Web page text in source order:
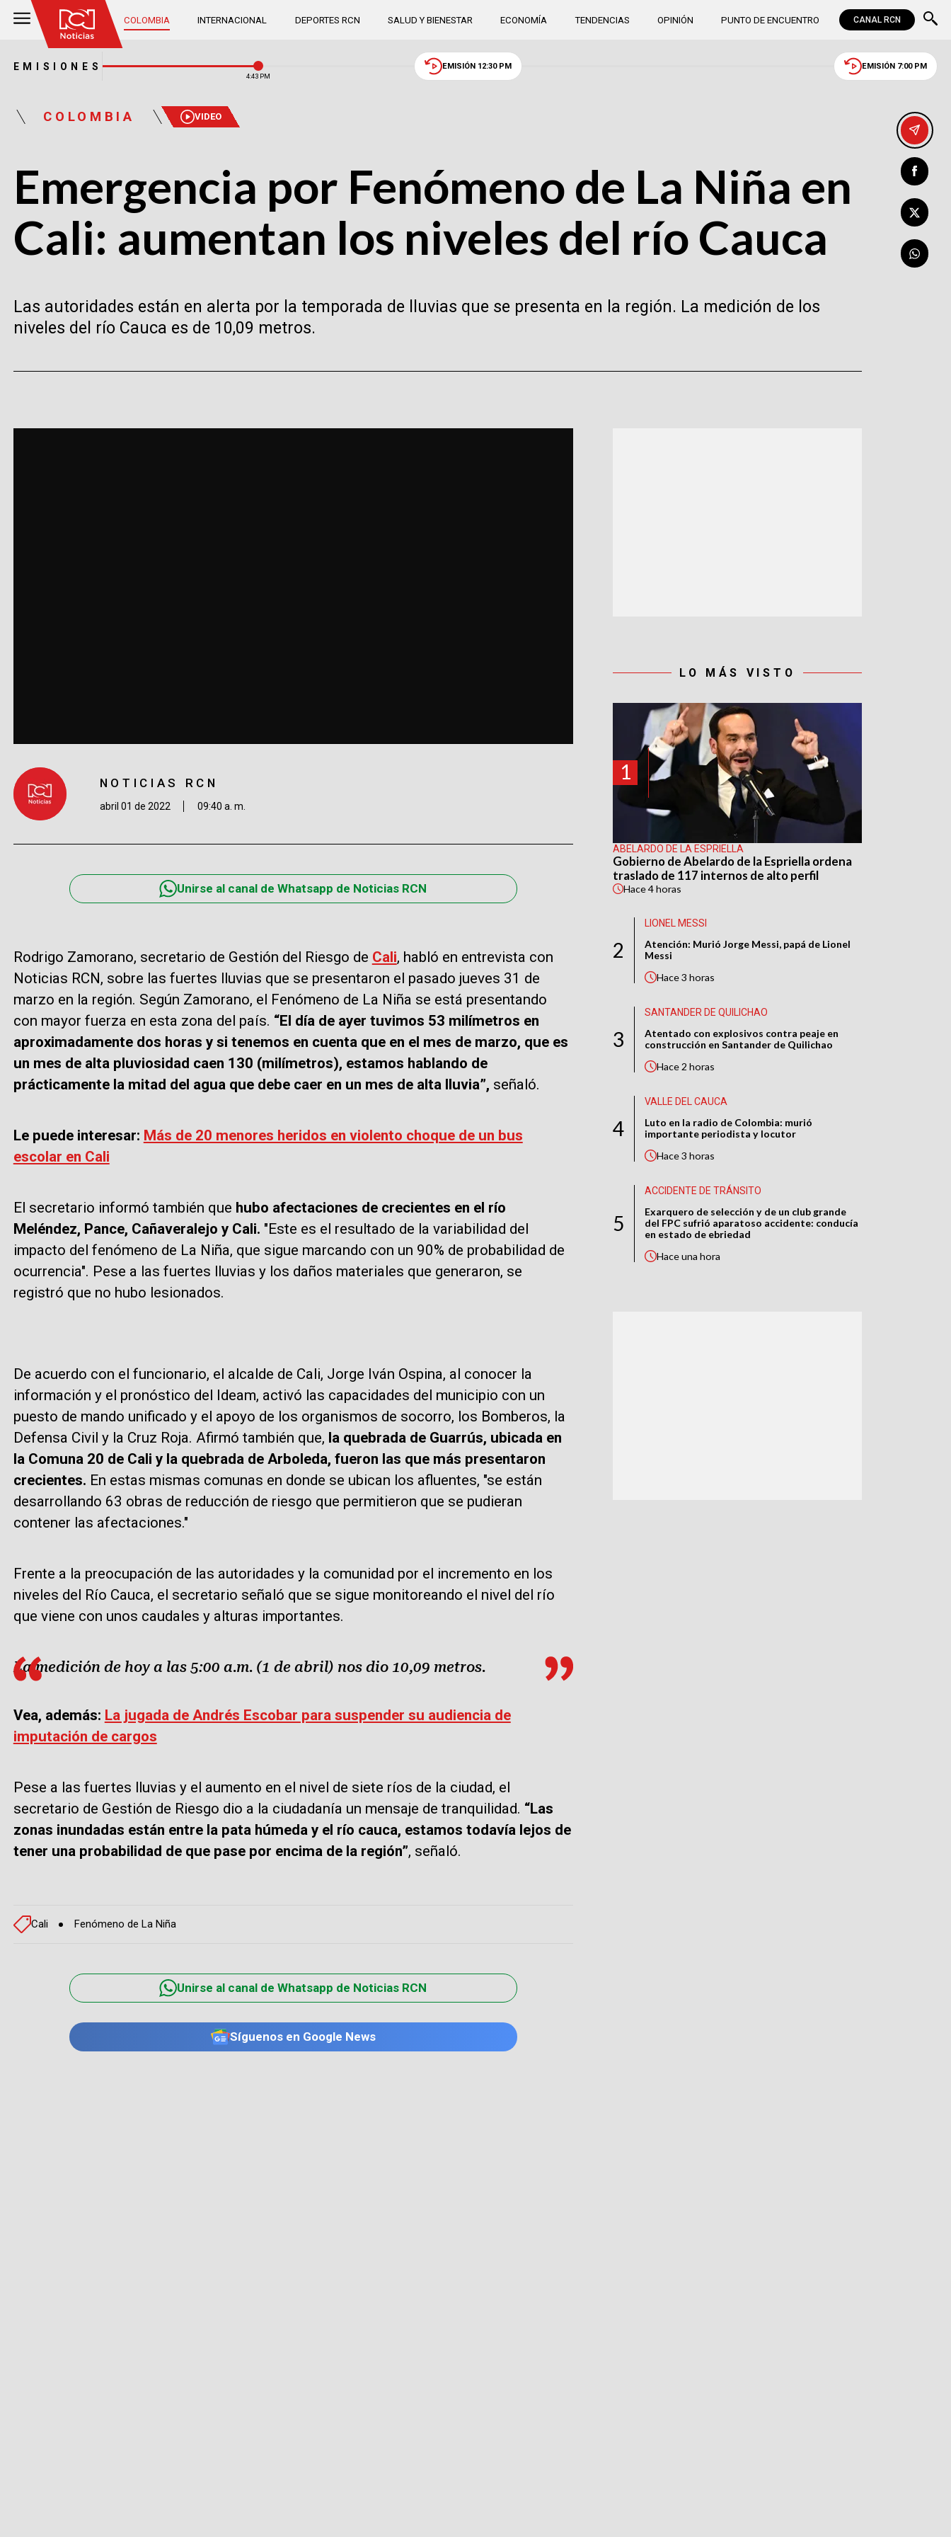
COLOMBIA INTERNACIONAL DEPORTES RCN SALUD Y BIENESTAR ECONOMÍA TENDENCIAS OPINIÓN PUNTO DE ENCUENTRO CANAL RCN
EMISIONES
4:43 PM
EMISIÓN 12:30 PM EMISIÓN 7:00 PM
COLOMBIA VIDEO
Emergencia por Fenómeno de La Niña en
Cali: aumentan los niveles del río Cauca
Las autoridades están en alerta por la temporada de lluvias que se presenta en la región. La medición de los
niveles del río Cauca es de 10,09 metros.
NOTICIAS RCN
abril 01 de 2022 09:40 a. m.
Unirse al canal de Whatsapp de Noticias RCN
Rodrigo Zamorano, secretario de Gestión del Riesgo de Cali, habló en entrevista con
Noticias RCN, sobre las fuertes lluvias que se presentaron el pasado jueves 31 de
marzo en la región. Según Zamorano, el Fenómeno de La Niña se está presentando
con mayor fuerza en esta zona del país. “El día de ayer tuvimos 53 milímetros en
aproximadamente dos horas y si tenemos en cuenta que en el mes de marzo, que es
un mes de alta pluviosidad caen 130 (milímetros), estamos hablando de
prácticamente la mitad del agua que debe caer en un mes de alta lluvia”, señaló.
Le puede interesar: Más de 20 menores heridos en violento choque de un bus
escolar en Cali
El secretario informó también que hubo afectaciones de crecientes en el río
Meléndez, Pance, Cañaveralejo y Cali. "Este es el resultado de la variabilidad del
impacto del fenómeno de La Niña, que sigue marcando con un 90% de probabilidad de
ocurrencia". Pese a las fuertes lluvias y los daños materiales que generaron, se
registró que no hubo lesionados.
De acuerdo con el funcionario, el alcalde de Cali, Jorge Iván Ospina, al conocer la
información y el pronóstico del Ideam, activó las capacidades del municipio con un
puesto de mando unificado y el apoyo de los organismos de socorro, los Bomberos, la
Defensa Civil y la Cruz Roja. Afirmó también que, la quebrada de Guarrús, ubicada en
la Comuna 20 de Cali y la quebrada de Arboleda, fueron las que más presentaron
crecientes. En estas mismas comunas en donde se ubican los afluentes, "se están
desarrollando 63 obras de reducción de riesgo que permitieron que se pudieran
contener las afectaciones."
Frente a la preocupación de las autoridades y la comunidad por el incremento en los
niveles del Río Cauca, el secretario señaló que se sigue monitoreando el nivel del río
que viene con unos caudales y alturas importantes.
La medición de hoy a las 5:00 a.m. (1 de abril) nos dio 10,09 metros.
Vea, además: La jugada de Andrés Escobar para suspender su audiencia de
imputación de cargos
Pese a las fuertes lluvias y el aumento en el nivel de siete ríos de la ciudad, el
secretario de Gestión de Riesgo dio a la ciudadanía un mensaje de tranquilidad. “Las
zonas inundadas están entre la pata húmeda y el río cauca, estamos todavía lejos de
tener una probabilidad de que pase por encima de la región”, señaló.
Cali Fenómeno de La Niña
Unirse al canal de Whatsapp de Noticias RCN
Síguenos en Google News
LO MÁS VISTO
1
ABELARDO DE LA ESPRIELLA
Gobierno de Abelardo de la Espriella ordena
traslado de 117 internos de alto perfil
Hace4 horas
2
LIONEL MESSI
Atención: Murió Jorge Messi, papá de Lionel
Messi
Hace3 horas
3
SANTANDER DE QUILICHAO
Atentado con explosivos contra peaje en
construcción en Santander de Quilichao
Hace2 horas
4
VALLE DEL CAUCA
Luto en la radio de Colombia: murió
importante periodista y locutor
Hace3 horas
5
ACCIDENTE DE TRÁNSITO
Exarquero de selección y de un club grande
del FPC sufrió aparatoso accidente: conducía
en estado de ebriedad
Haceuna hora